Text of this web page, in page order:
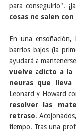
para conseguirlo".
cosas no salen
En una ensoñación,
barrios bajos (la
ayudará a
vuelve adicto a la
neuras que lleva
Leonard y Howard
resolver las
retraso.
tiempo. Tras una